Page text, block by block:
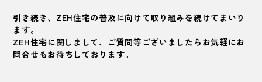
引き続き、ZEH住宅の普及に向けて取り組みを続けてまいり
ます。
ZEH住宅に関しまして、ご質問等ございましたらお気軽にお
問合せもお待ちしております。